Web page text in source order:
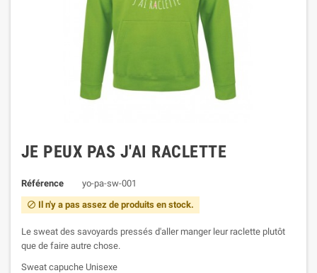
JE PEUX PAS J'AI RACLETTE
Référence yo-pa-sw-001
 Il n'y a pas assez de produits en stock.
Le sweat des savoyards pressés d'aller manger leur raclette plutôt
que de faire autre chose.
Sweat capuche Unisexe